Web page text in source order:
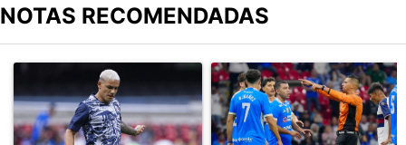
NOTAS RECOMENDADAS
Un artículo de tendencia con el título "Revelan un detalle clave
Un artículo de tendencia con el